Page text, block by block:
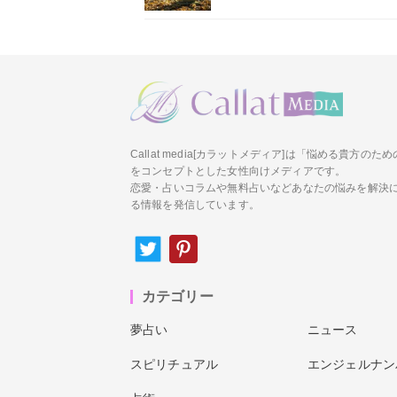
Callat media[カラットメディア]は「悩める貴方のため
をコンセプトとした女性向けメディアです。
恋愛・占いコラムや無料占いなどあなたの悩みを解決
る情報を発信しています。
カテゴリー
夢占い ニュース
スピリチュアル エンジェルナ